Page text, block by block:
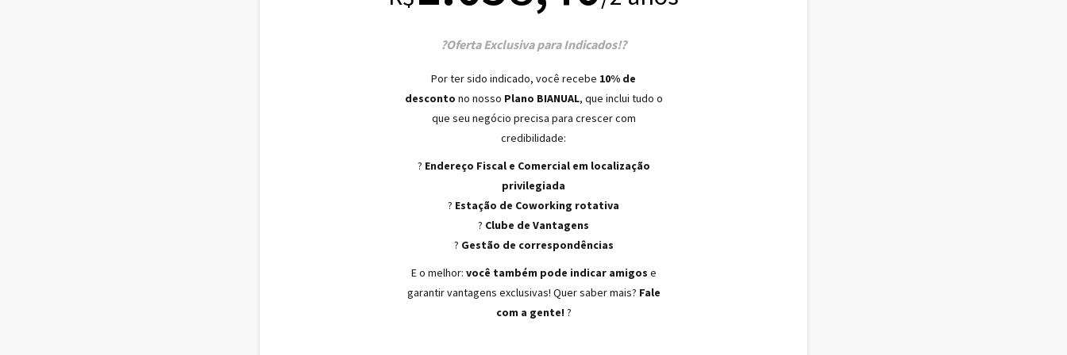
?Oferta Exclusiva para Indicados!?
Por ter sido indicado, você recebe 10% de
desconto no nosso Plano BIANUAL, que inclui tudo o
que seu negócio precisa para crescer com
credibilidade:
? Endereço Fiscal e Comercial em localização
privilegiada
? Estação de Coworking rotativa
? Clube de Vantagens
? Gestão de correspondências
E o melhor: você também pode indicar amigos e
garantir vantagens exclusivas! Quer saber mais? Fale
com a gente! ?